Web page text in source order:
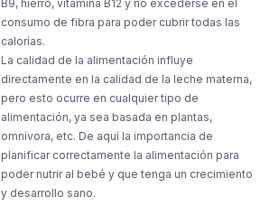
B9, hierro, vitamina B12 y no excederse en el
consumo de fibra para poder cubrir todas las
calorías.
La calidad de la alimentación influye
directamente en la calidad de la leche materna,
pero esto ocurre en cualquier tipo de
alimentación, ya sea basada en plantas,
omnívora, etc. De aquí la importancia de
planificar correctamente la alimentación para
poder nutrir al bebé y que tenga un crecimiento
y desarrollo sano.